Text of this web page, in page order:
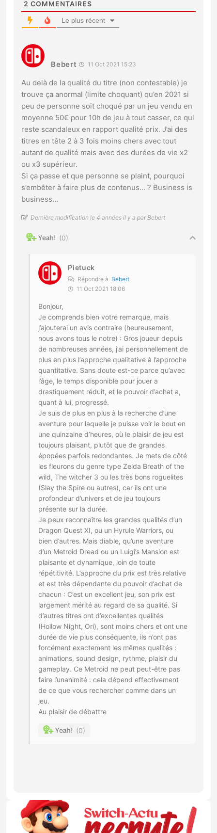
2 COMMENTAIRES
Le plus récent
Bebert 11 Oct 2021 15:23
Au delà de la qualité du titre (non contestable) je
trouve ça anormal (limite choquant) qu’en 2021 si
peu de personne soit choqué par un jeu vendu en
moyenne 50€ pour 10h de jeu à tout casser, ce qui
reste scandaleux en rapport qualité prix. J’ai des
titres en tête 2 à 3 fois moins chers avec tout
autant de qualité mais avec des durées de vie x2
ou x3 supérieur.
Si ça passe et que personne se plaint, pourquoi
s’embêter à faire plus de contenus… ? Business is
business…
Dernière modification le 4 années il y a par Bebert
0
Pietuck
Répondre à Bebert
11 Oct 2021 18:06
Bonjour,
Je comprends bien votre remarque, mais
j’ajouterai un avis contraire (heureusement,
nous avons tous le notre) : Gros joueur depuis
de nombreuses années, j’ai personnellement de
plus en plus l’approche qualitative à l’approche
quantitative. Sans doute est-ce parce qu’avec
l’âge, le temps disponible pour jouer a
drastiquement réduit, et le pouvoir d’achat a,
quant à lui, progressé.
Je suis de plus en plus à la recherche d’une
aventure pour laquelle je puisse voir le bout en
une quinzaine d’heures, où le plaisir de jeu est
toujours plaisant, plutôt que de grandes
épopées parfois redondantes. Je mets de côté
les fleurons du genre type Zelda Breath of the
wild, The witcher 3 ou les très bons roguelites
(Slay the Spire ou autres), car ils ont une
profondeur d’univers et de jeu toujours
présente sur la durée.
Je peux reconnaître les grandes qualités d’un
Dragon Quest XI, ou un Hyrule Warriors, ou
bien d’autres. Mais diable, qu’une aventure
d’un Metroid Dread ou un Luigi’s Mansion est
plaisante et dynamique, loin de toute
répétitivité. L’approche du prix est très relative
et est très dépendante du pouvoir d’achat de
chacun : C’est un excellent jeu, son prix est
largement mérité au regard de sa qualité. Si
d’autres titres ont d’excellentes qualités
(Hollow Night, Ori), sont moins chers et ont une
durée de vie plus conséquente, ils n’ont pas
forcément exactement les mêmes qualités :
animations, sound design, rythme, plaisir du
gameplay. Ce Metroid ne peut peut-être pas
faire l’unanimité : cela dépend effectivement
de ce que vous rechercher comme dans un
jeu.
Au plaisir de débattre
0